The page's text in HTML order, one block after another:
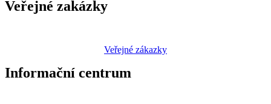
Veřejné zakázky
Veřejné zákazky
Informační centrum